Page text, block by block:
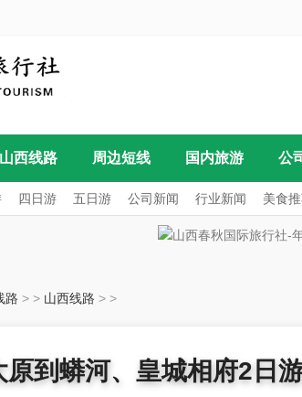
山西线路 周边短线 国内旅游 公
四日游 五日游 公司新闻 行业新闻 美食
路 > > 山西线路 > >
原到蟒河、皇城相府2日